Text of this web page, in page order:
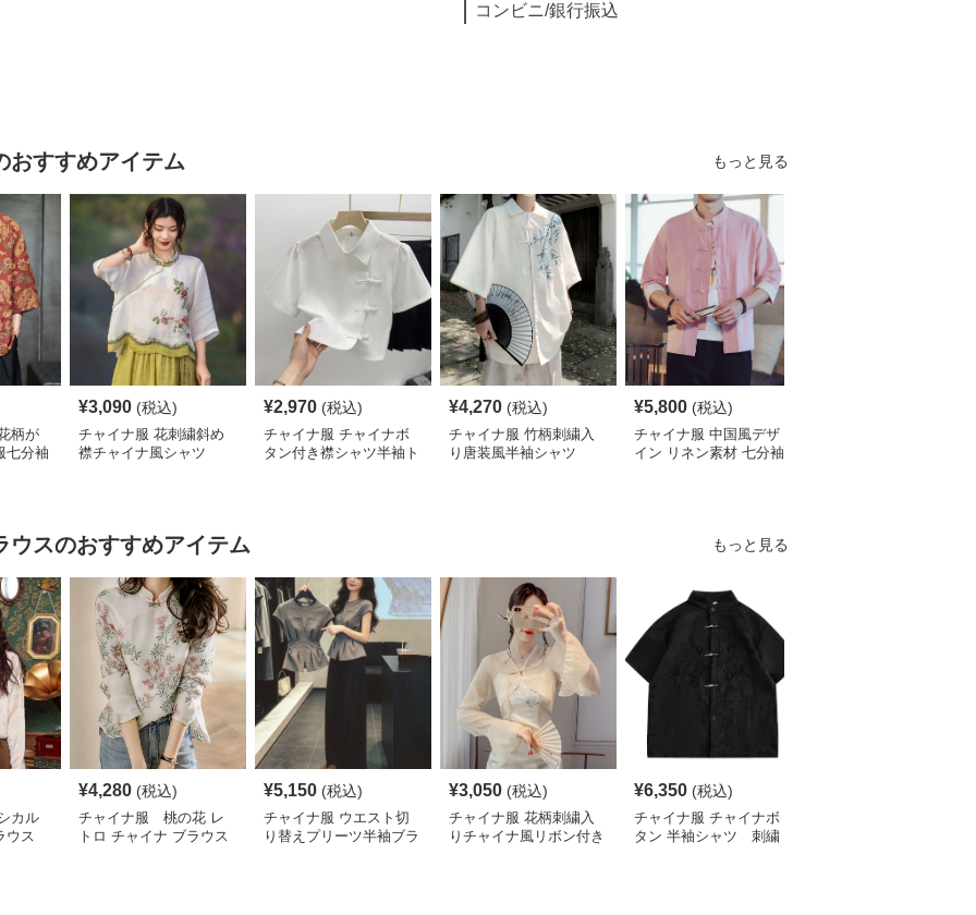
コンビニ/銀行振込
おすすめアイテム もっと見る
柄が
七分袖
¥3,090 (税込)
チャイナ服 花刺繍斜め
襟チャイナ風シャツ
¥2,970 (税込)
チャイナ服 チャイナボ
タン付き襟シャツ半袖ト
¥4,270 (税込)
チャイナ服 竹柄刺繍入
り唐装風半袖シャツ
¥5,800 (税込)
チャイナ服 中国風デザ
イン リネン素材 七分袖
ウスのおすすめアイテム もっと見る
カル
ウス
¥4,280 (税込)
チャイナ服 桃の花 レ
トロ チャイナ ブラウス
¥5,150 (税込)
チャイナ服 ウエスト切
り替えプリーツ半袖ブラ
¥3,050 (税込)
チャイナ服 花柄刺繍入
りチャイナ風リボン付き
¥6,350 (税込)
チャイナ服 チャイナボ
タン 半袖シャツ 刺繍